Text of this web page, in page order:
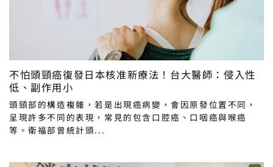
不怕頭頸癌復發日本核准新療法！台大醫師：侵入性
低、副作用小
頭頸部的構造複雜，若是出現癌病變，會因原發位置不同，
呈現許多不同的表現，常見的包含口腔癌、口咽癌與喉癌
等。衛福部曾統計頭...